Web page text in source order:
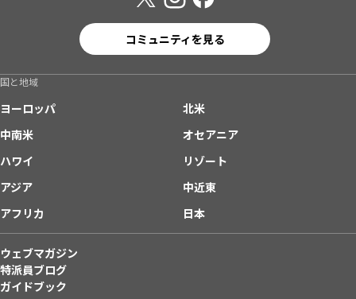
コミュニティを見る
国と地域
ヨーロッパ
北米
中南米
オセアニア
ハワイ
リゾート
アジア
中近東
アフリカ
日本
ウェブマガジン
特派員ブログ
ガイドブック